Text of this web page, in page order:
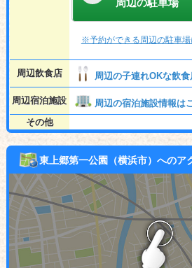
周辺の駐車場
※予約ができる周辺の駐車
周辺飲食店 周辺の子連れOKな飲
周辺宿泊施設
周辺の宿泊施設情報は
その他
東上郷第一公園（横浜市）へのア